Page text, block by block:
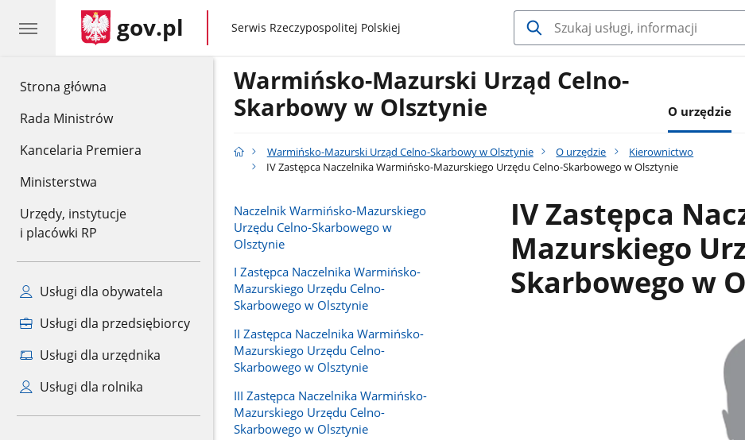
Strona główna
Rada Ministrów
Kancelaria Premiera
Ministerstwa
Urzędy, instytucje
i placówki RP
Usługi dla obywatela
Usługi dla przedsiębiorcy
Usługi dla urzędnika
Usługi dla rolnika
gov.pl gov.pl
Serwis Rzeczypospolitej Polskiej
Warmińsko-Mazurski Urząd Celno-
Skarbowy w Olsztynie
O urzędzie
Warmińsko-Mazurski Urząd Celno-Skarbowy w Olsztynie O urzędzie
Kierownictwo
IV Zastępca Naczelnika Warmińsko-Mazurskiego Urzędu Celno-Skarbowego w Olsztynie
Naczelnik Warmińsko-Mazurskiego
Urzędu Celno-Skarbowego w
Olsztynie
I Zastępca Naczelnika Warmińsko-
Mazurskiego Urzędu Celno-
Skarbowego w Olsztynie
II Zastępca Naczelnika Warmińsko-
Mazurskiego Urzędu Celno-
Skarbowego w Olsztynie
III Zastępca Naczelnika Warmińsko-
Mazurskiego Urzędu Celno-
Skarbowego w Olsztynie
IV Zastępca
Mazurskiego
Skarbowego w